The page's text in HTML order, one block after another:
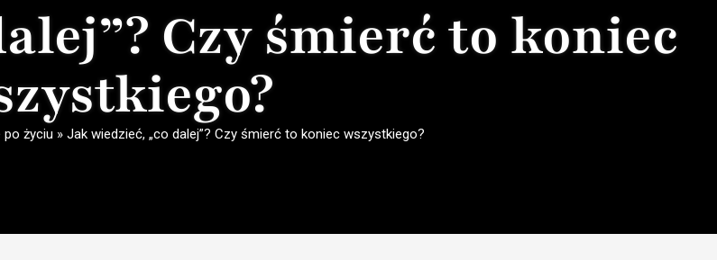
Czy śmierć to koniec
po życiu » Jak wiedzieć, „co dalej”? Czy śmierć to koniec wszystkiego?